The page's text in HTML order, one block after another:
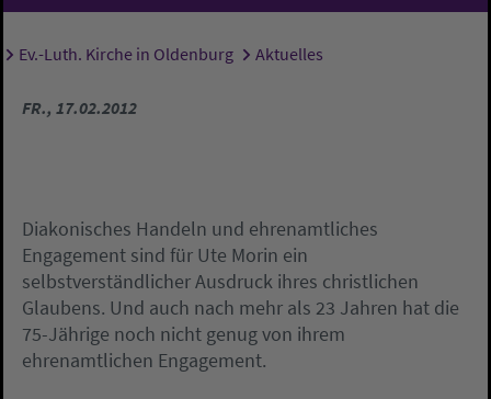
Sie sind hier:
Ev.-Luth. Kirche in Oldenburg Aktuelles
FR., 17.02.2012
Diakonisches Handeln und ehrenamtliches
Engagement sind für Ute Morin ein
selbstverständlicher Ausdruck ihres christlichen
Glaubens. Und auch nach mehr als 23 Jahren hat die
75-Jährige noch nicht genug von ihrem
ehrenamtlichen Engagement.